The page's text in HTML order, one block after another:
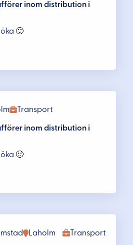
inom distribution i
🙂
Transport
inom distribution i
🙂
Transport
Laholm